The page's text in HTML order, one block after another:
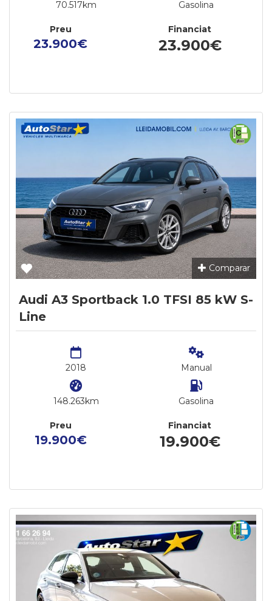
70.517km Gasolina
Preu
23.900€
Financiat
23.900€
Comparar
Audi A3 Sportback 1.0 TFSI 85 kW S-
Line
2018
148.263km
Manual
Gasolina
Preu
19.900€
Financiat
19.900€